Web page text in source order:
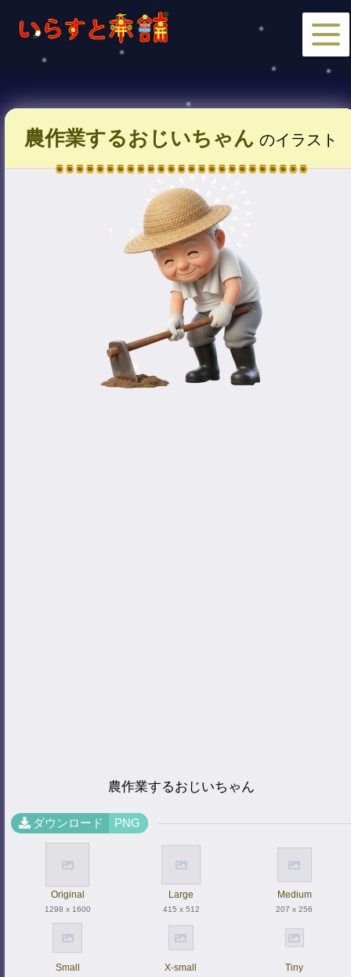
農作業するおじいちゃん のイラスト
農作業するおじいちゃん
ダウンロード PNG
Original
1298 x 1600
Large
415 x 512
Medium
207 x 256
Small X-small Tiny